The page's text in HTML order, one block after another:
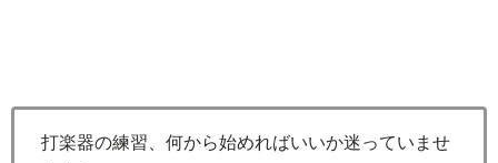
打楽器の練習、何から始めればいいか迷っていませ